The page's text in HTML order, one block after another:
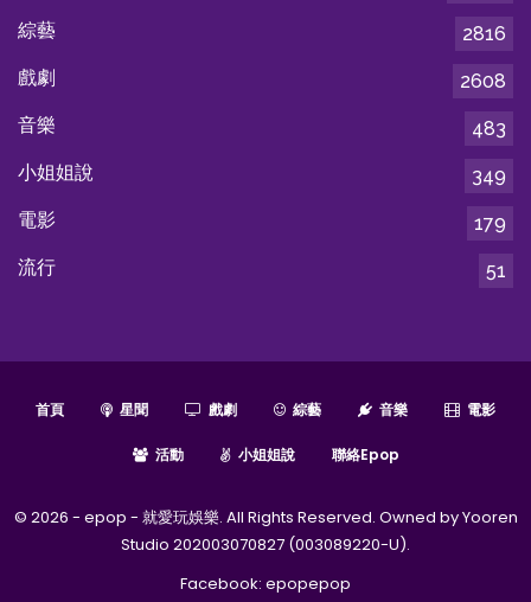
綜藝
2816
戲劇
2608
音樂
483
小姐姐說
349
電影
179
流行
51
首頁 星聞 戲劇 綜藝 音樂 電影
活動 小姐姐說 聯絡epop
© 2026 - epop - 就愛玩娛樂. All Rights Reserved. Owned by Yooren
Studio 202003070827 (003089220-U).
Facebook: epopepop